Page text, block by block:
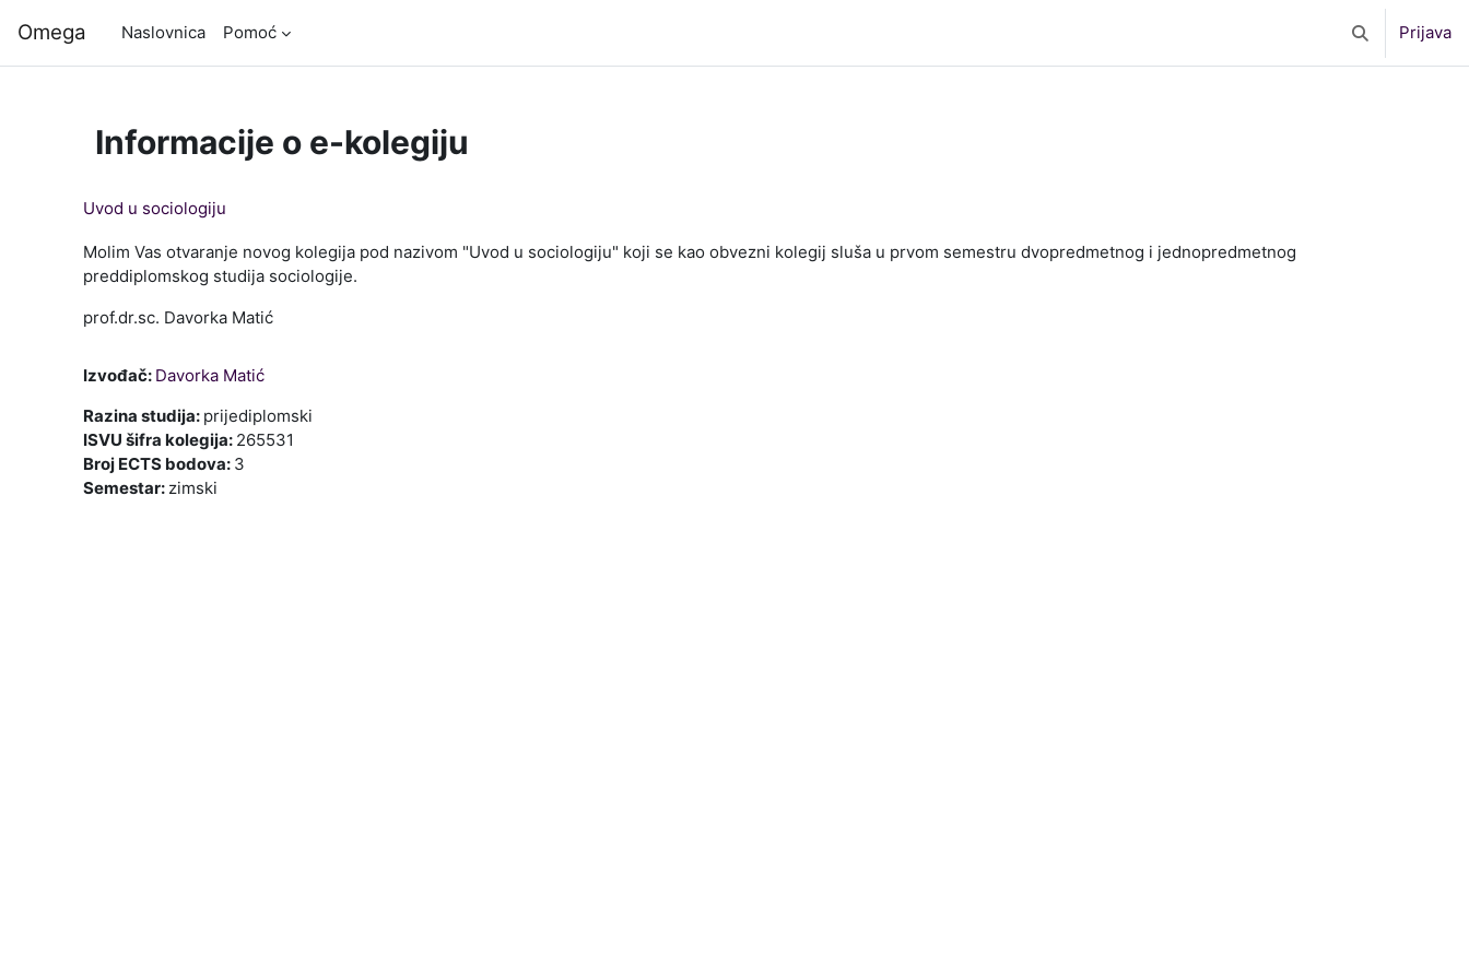
Omega Naslovnica Pomoć Toggle search
Prijava
Informacije o e-kolegiju
Uvod u sociologiju
Molim Vas otvaranje novog kolegija pod nazivom "Uvod u sociologiju" koji se kao obvezni kolegij sluša u prvom semestru dvopredmetnog i jednopredmetnog
preddiplomskog studija sociologije.
prof.dr.sc. Davorka Matić
Izvođač: Davorka Matić
Razina studija: prijediplomski
ISVU šifra kolegija: 265531
Broj ECTS bodova: 3
Semestar: zimski